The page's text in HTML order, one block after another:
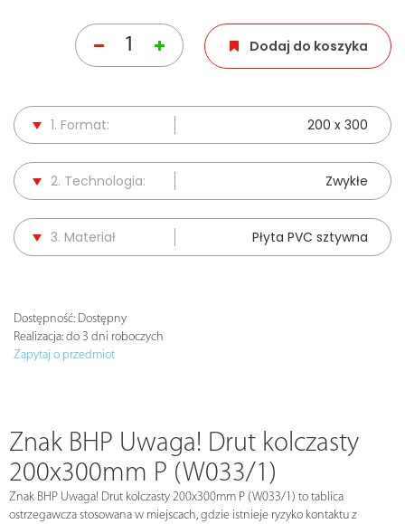
Dodaj do koszyka
1. Format: 200 x 300
2. Technologia: Zwykłe
3. Materiał Płyta PVC sztywna
Dostępność: Dostępny
Realizacja: do 3 dni roboczych
Zapytaj o przedmiot
Znak BHP Uwaga! Drut kolczasty
200x300mm P (W033/1)
Znak BHP Uwaga! Drut kolczasty 200x300mm P (W033/1) to tablica
ostrzegawcza stosowana w miejscach, gdzie istnieje ryzyko kontaktu z